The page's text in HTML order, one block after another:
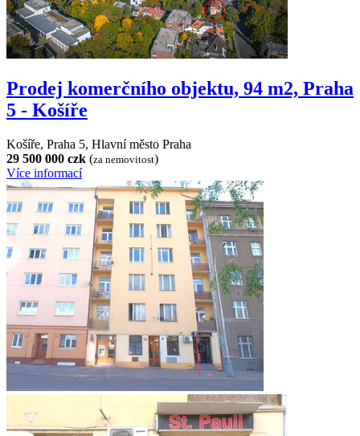
Prodej komerčního objektu, 94 m2, Praha
5 - Košíře
Košíře, Praha 5, Hlavní město Praha
29 500 000 czk (za nemovitost)
Více informací